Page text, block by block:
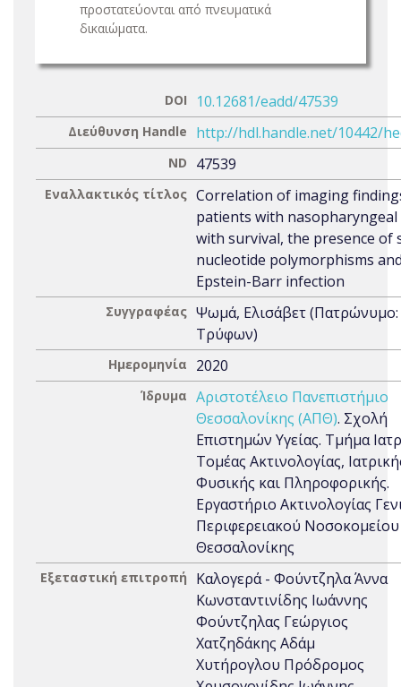
προστατεύονται από πνευματικά
δικαιώματα.
DOI 10.12681/eadd/47539
Διεύθυνση Handle http://hdl.handle.net/10442/
ND 47539
Εναλλακτικός τίτλος Correlation of imaging
patients with nasopharyngeal
with survival, the presence of
nucleotide polymorphisms
Epstein-Barr infection
Συγγραφέας Ψωμά, Ελισάβετ (Πατρώνυμο:
Τρύφων)
Ημερομηνία 2020
Ίδρυμα Αριστοτέλειο Πανεπιστήμιο
Θεσσαλονίκης (ΑΠΘ). Σχολή
Επιστημών Υγείας. Τμήμα
Τομέας Ακτινολογίας,
Φυσικής και Πληροφορικής.
Εργαστήριο Ακτινολογίας
Περιφερειακού
Θεσσαλονίκης
Εξεταστική επιτροπή
Καλογερά - Φούντζηλα Άννα
Κωνσταντινίδης Ιωάννης
Φούντζηλας Γεώργιος
Χατζηδάκης Αδάμ
Χυτήρογλου Πρόδρομος